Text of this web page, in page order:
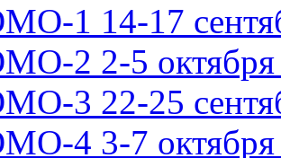
1 14-17
2 2-5 октября
3 22-25
4 3-7 октября